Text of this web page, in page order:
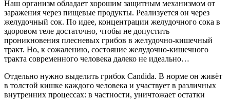
Наш организм обладает хорошим защитным механизмом от
заражения через пищевые продукты. Реализуется он через
желудочный сок. По идее, концентрации желудочного сока в
здоровом теле достаточно, чтобы не допустить
проникновения плесневых грибов в желудочно-кишечный
тракт. Но, к сожалению, состояние желудочно-кишечного
тракта современного человека далеко не идеально…
Отдельно нужно выделить грибок Candida. В норме он живёт
в толстой кишке каждого человека и участвует в различных
внутренних процессах: в частности, уничтожает остатки